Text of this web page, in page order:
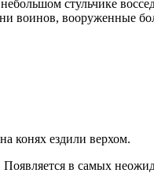
стульчике
воинов, вооруженные
конях ездили верхом.
в самых